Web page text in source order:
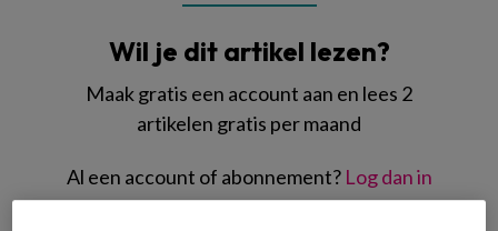
Wil je dit artikel lezen?
Maak gratis een account aan en lees 2
artikelen gratis per maand
Al een account of abonnement? Log dan in